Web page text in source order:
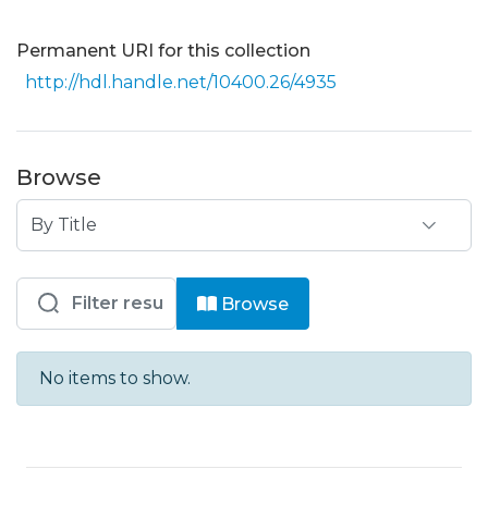
Entities
Permanent URI for this collection
http://hdl.handle.net/10400.26/4935
Browse
Browsing ESAD - CV - Artigos
Browse
No items to show.